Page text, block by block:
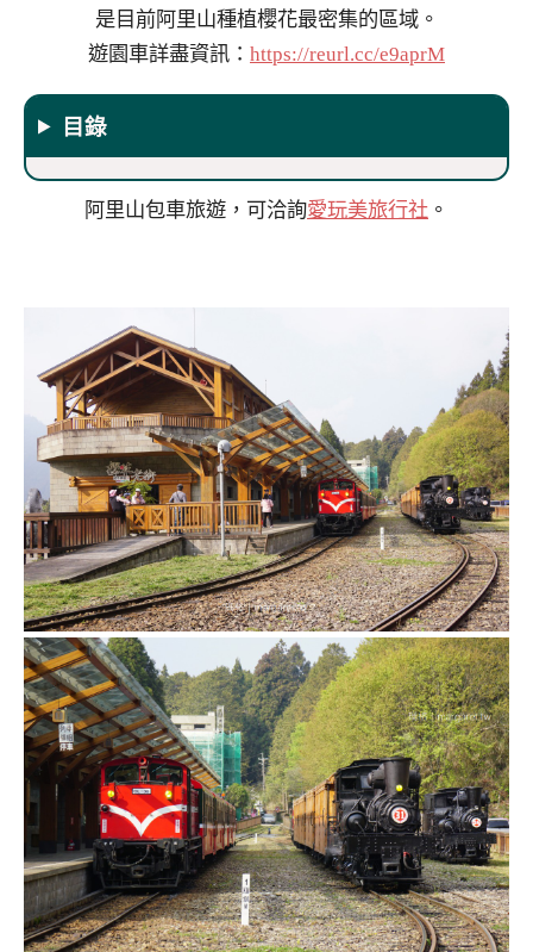
是目前阿里山種植櫻花最密集的區域。
遊園車詳盡資訊： https://reurl.cc/e9aprM
目錄
阿里山包車旅遊，可洽詢愛玩美旅行社 。